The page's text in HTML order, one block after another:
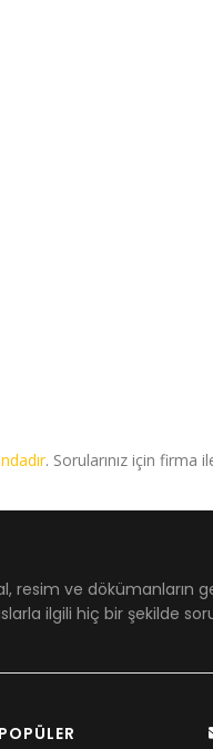
. Sorularınız için firma
ve dökümanların
ilgili hiç bir şekilde
POPÜLER